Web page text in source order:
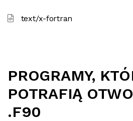
text/x-fortran
PROGRAMY,
POTRAFIĄ
.F90